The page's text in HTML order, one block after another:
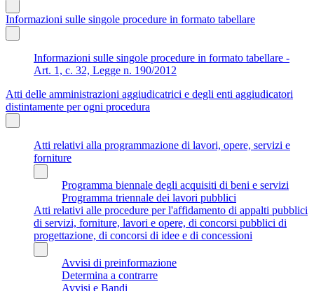
Informazioni sulle singole procedure in formato tabellare
Informazioni sulle singole procedure in formato tabellare -
Art. 1, c. 32, Legge n. 190/2012
Atti delle amministrazioni aggiudicatrici e degli enti aggiudicatori
distintamente per ogni procedura
Atti relativi alla programmazione di lavori, opere, servizi e
forniture
Programma biennale degli acquisiti di beni e servizi
Programma triennale dei lavori pubblici
Atti relativi alle procedure per l'affidamento di appalti pubblici
di servizi, forniture, lavori e opere, di concorsi pubblici di
progettazione, di concorsi di idee e di concessioni
Avvisi di preinformazione
Determina a contrarre
Avvisi e Bandi